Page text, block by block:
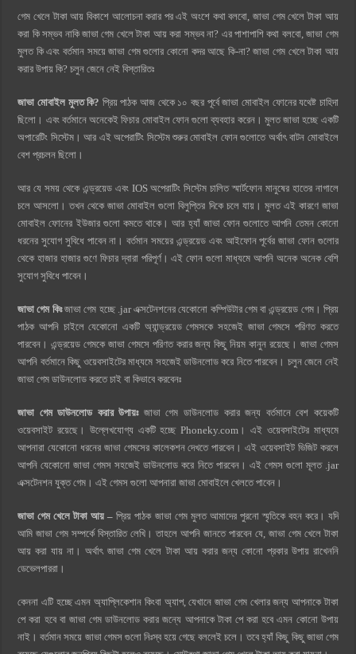
গেম খেলে টাকা আয় বিকাশে আলোচনা করার পর এই অংশে কথা বলবো, জাভা গেম খেলে টাকা আয়
করা কি সম্ভব নাকি জাভা গেম খেলে টাকা আয় করা সম্ভব না? এর পাশাপাশি কথা বলবো, জাভা গেম
মুলত কি এবং বর্তমান সময়ে জাভা গেম গুলোর কোনো কদর আছে কি-না? জাভা গেম খেলে টাকা আয়
করার উপায় কি? চলুন জেনে নেই বিস্তারিতঃ
জাভা মোবাইল মুলত কি? প্রিয় পাঠক আজ থেকে ১০ বছর পূর্বে জাভা মোবাইল ফোনের যথেষ্ট চাহিদা
ছিলো। এবং বর্তমানে অনেকেই ফিচার মোবাইল ফোন গুলো ব্যবহার করেন। মুলত জাভা হচ্ছে একটি
অপারেটিং সিস্টেম। আর এই অপেরাটিং সিস্টেম শুরুর মোবাইল ফোন গুলোতে অর্থাৎ বাটন মোবাইলে
বেশ প্রচলন ছিলো।
আর যে সময় থেকে এন্ড্রয়েড এবং IOS অপেরাটিং সিস্টেম চালিত স্মার্টফোন মানুষের হাতের নাগালে
চলে আসলো। তখন থেকে জাভা মোবাইল গুলো বিলুপ্তির দিকে চলে যায়। মুলত এই কারণে জাভা
মোবাইল ফোনের ইউজার গুলো কমতে থাকে। আর হ্যাঁ জাভা ফোন গুলোতে আপনি তেমন কোনো
ধরনের সুযোগ সুবিধে পাবেন না। বর্তমান সময়ের এন্ড্রয়েড এবং আইফোন পূর্বের জাভা ফোন গুলোর
থেকে হাজার হাজার গুণে ফিচার দ্বারা পরিপূর্ণ। এই ফোন গুলো মাধ্যমে আপনি অনেক অনেক বেশি
সুযোগ সুবিধে পাবেন।
জাভা গেম কিঃজাভা গেম হচ্ছে .jar এক্সটেনশনের যেকোনো কম্পিউটার গেম বা এন্ড্রয়েড গেম। প্রিয়
পাঠক আপনি চাইলে যেকোনো একটি অ্যান্ড্রয়েড গেমসকে সহজেই জাভা গেমসে পরিণত করতে
পারবেন। এন্ড্রয়েড গেমকে জাভা গেমসে পরিণত করার জন্য কিছু নিয়ম কানুন রয়েছে। জাভা গেমস
আপনি বর্তমানে কিছু ওয়েবসাইটের মাধ্যমে সহজেই ডাউনলোড করে নিতে পারবেন। চলুন জেনে নেই
জাভা গেম ডাউনলোড করতে চাই বা কিভাবে করবেনঃ
জাভা গেম ডাউনলোড করার উপায়ঃ জাভা গেম ডাউনলোড করার জন্য বর্তমানে বেশ কয়েকটি
ওয়েবসাইট রয়েছে। উল্লেখযোগ্য একটি হচ্ছে Phoneky.com। এই ওয়েবসাইটের মাধ্যমে
আপনারা যেকোনো ধরনের জাভা গেমসের কালেকশন দেখতে পারবেন। এই ওয়েবসাইট ভিজিট করলে
আপনি যেকোনো জাভা গেমস সহজেই ডাউনলোড করে নিতে পারবেন। এই গেমস গুলো মূলত .jar
এক্সটেনশন যুক্ত গেম। এই গেমস গুলো আপনারা জাভা মোবাইলে খেলতে পাবেন।
জাভা গেম খেলে টাকা আয় –প্রিয় পাঠক জাভা গেম মুলত আমাদের পুরনো স্মৃতিকে বহন করে। যদি
আমি জাভা গেম সম্পর্কে বিস্তারিত লেখি। তাহলে আপনি জানতে পারবেন যে, জাভা গেম খেলে টাকা
আয় করা যায় না। অর্থাৎ জাভা গেম খেলে টাকা আয় করার জন্য কোনো প্রকার উপায় রাখেননি
ডেভেলপাররা।
কেননা এটি হচ্ছে এমন অ্যাপ্লিকেশান কিংবা অ্যাপ, যেখানে জাভা গেম খেলার জন্য আপনাকে টাকা
পে করা হবে বা জাভা গেম ডাউনলোড করার জন্যে আপনাকে টাকা পে করা হবে এমন কোনো উপায়
নাই। বর্তমান সময়ে জাভা গেমস গুলো নিঃস্ব হয়ে গেছে বললেই চলে। তবে হ্যাঁ কিছু কিছু জাভা গেম